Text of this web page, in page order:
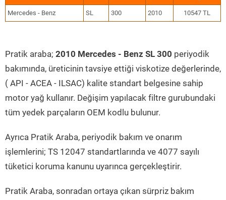
Mercedes - Benz SL 300 2010 10547 TL
Pratik araba; 2010 Mercedes - Benz SL 300 periyodik
bakımında, üreticinin tavsiye ettiği viskotize değerlerinde,
( API - ACEA - ILSAC) kalite standart belgesine sahip
motor yağ kullanır. Değişim yapılacak filtre gurubundaki
tüm yedek parçaların OEM kodlu bulunur.
Ayrıca Pratik Araba, periyodik bakım ve onarım
işlemlerini; TS 12047 standartlarında ve 4077 sayılı
tüketici koruma kanunu uyarınca gerçekleştirir.
Pratik Araba, sonradan ortaya çıkan sürpriz bakım